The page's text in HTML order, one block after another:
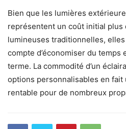
Bien que les lumières
représentent un coût initial plus
lumineuses traditionnelles,
compte d’économiser du temps
terme. La commodité d’un
options personnalisables en
rentable pour de nombreux